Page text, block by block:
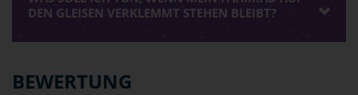
DEN GLEISEN VERKLEMMT STEHEN BLEIBT?
BEWERTUNG